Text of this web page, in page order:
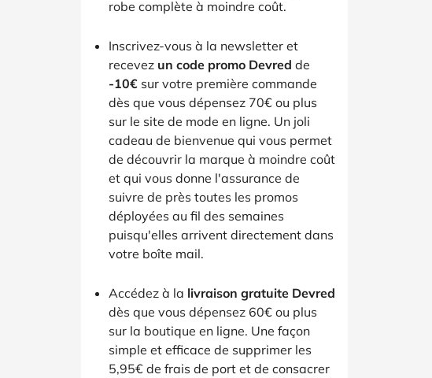
robe complète à moindre coût.
Inscrivez-vous à la newsletter et
recevez un code promo Devred de
-10€ sur votre première commande
dès que vous dépensez 70€ ou plus
sur le site de mode en ligne. Un joli
cadeau de bienvenue qui vous permet
de découvrir la marque à moindre coût
et qui vous donne l'assurance de
suivre de près toutes les promos
déployées au fil des semaines
puisqu'elles arrivent directement dans
votre boîte mail.
Accédez à la livraison gratuite Devred
dès que vous dépensez 60€ ou plus
sur la boutique en ligne. Une façon
simple et efficace de supprimer les
5,95€ de frais de port et de consacrer